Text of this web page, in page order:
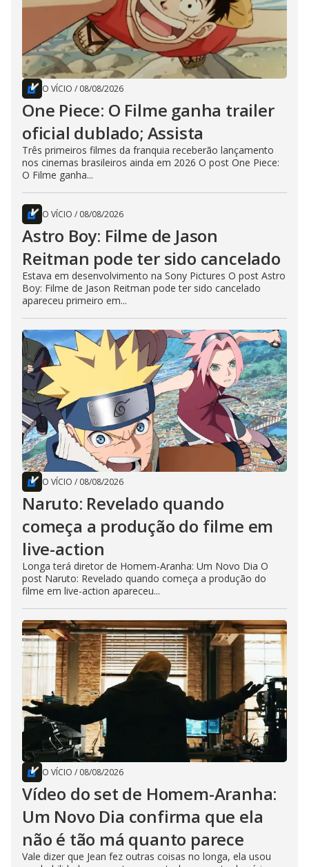
O VÍCIO / 08/08/2026
One Piece: O Filme ganha trailer
oficial dublado; Assista
Três primeiros filmes da franquia receberão lançamento
nos cinemas brasileiros ainda em 2026 O post One Piece:
O Filme ganha...
O VÍCIO / 08/08/2026
Astro Boy: Filme de Jason
Reitman pode ter sido cancelado
Estava em desenvolvimento na Sony Pictures O post Astro
Boy: Filme de Jason Reitman pode ter sido cancelado
apareceu primeiro em...
O VÍCIO / 08/08/2026
Naruto: Revelado quando
começa a produção do filme em
live-action
Longa terá diretor de Homem-Aranha: Um Novo Dia O
post Naruto: Revelado quando começa a produção do
filme em live-action apareceu...
O VÍCIO / 08/08/2026
Vídeo do set de Homem-Aranha:
Um Novo Dia confirma que ela
não é tão má quanto parece
Vale dizer que Jean fez outras coisas no longa, ela usou